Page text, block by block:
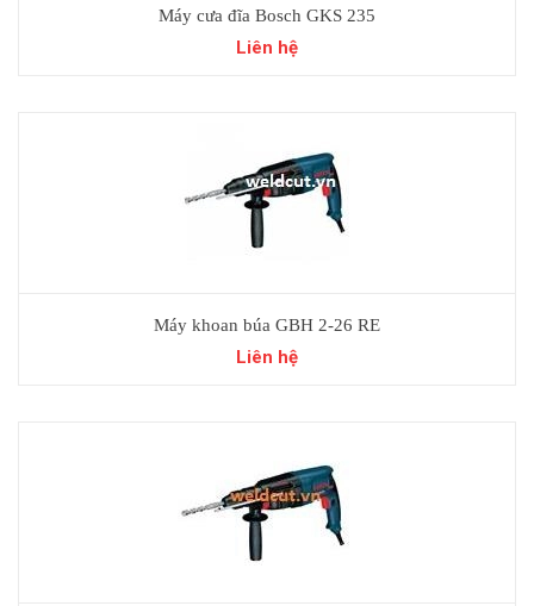
Máy cưa đĩa Bosch GKS 235
Liên hệ
Máy khoan búa GBH 2-26 RE
Liên hệ